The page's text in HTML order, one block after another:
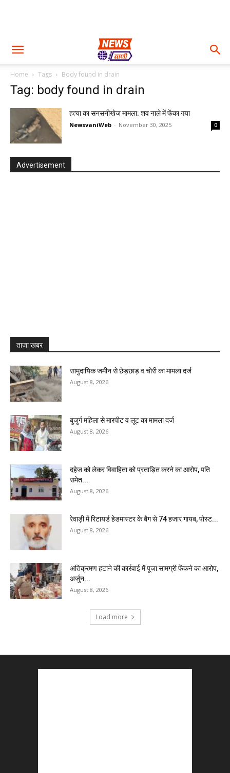
Home Tags Body found in drain
Tag: body found in drain
हत्या का सनसनीखेज मामला: शव नाले में फेंका गया
NewsvaniWeb - November 30, 2025 0
Advertisement
ताजा खबर
सामुदायिक जमीन से छेड़छाड़ व चोरी का मामला दर्ज
August 8, 2026
बुजुर्ग महिला से मारपीट व लूट का मामला दर्ज
August 8, 2026
दहेज को लेकर विवाहिता को प्रताड़ित करने का आरोप, पति
समेत...
August 8, 2026
रेवाड़ी में रिटायर्ड हेडमास्टर के बैग से ₹74 हजार गायब, पोस्ट...
August 8, 2026
अतिक्रमण हटाने की कार्रवाई में पूजा सामग्री फेंकने का आरोप,
अर्जुन...
August 8, 2026
Load more